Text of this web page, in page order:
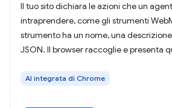
Il tuo sito dichiara le azioni che un
intraprendere, come gli strumenti
strumento ha un nome, una
JSON. Il browser raccoglie e presenta
AI integrata di Chrome